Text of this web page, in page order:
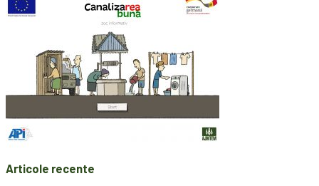
Articole recente